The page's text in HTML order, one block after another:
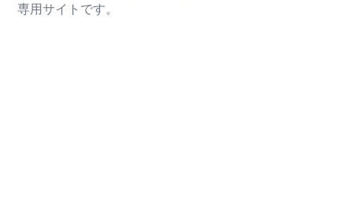
専用サイトです。